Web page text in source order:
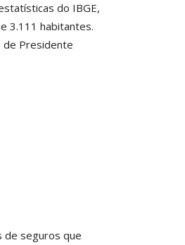
do IBGE,
3.111 habitantes.
de Presidente
de seguros que